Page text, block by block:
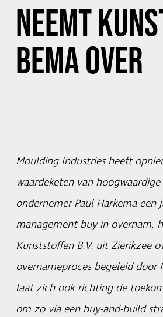
NEEMT
BEMAOVER
Moulding Industries heeft
waardeketen van
ondernemer Paul Harkema een
management buy-in overnam,
Kunststoffen B.V. uit Zierikzee
overnameproces begeleid door
laat zich ook richting de
om zo via een buy-and-build